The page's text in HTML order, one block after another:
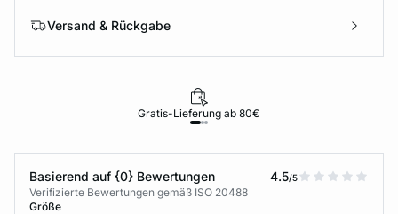
Versand & Rückgabe
Gratis-Lieferung ab 80€
Basierend auf {0} Bewertungen 4.5/5
Verifizierte Bewertungen gemäß ISO 20488
Größe